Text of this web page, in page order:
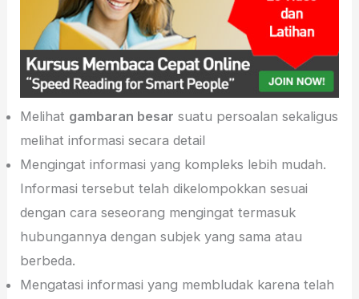
Melihat gambaran besar suatu persoalan sekaligus
melihat informasi secara detail
Mengingat informasi yang kompleks lebih mudah.
Informasi tersebut telah dikelompokkan sesuai
dengan cara seseorang mengingat termasuk
hubungannya dengan subjek yang sama atau
berbeda.
Mengatasi informasi yang membludak karena telah